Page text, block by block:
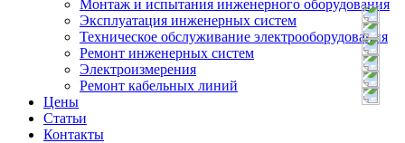
Монтаж и испытания инженерного оборудования
Эксплуатация инженерных систем
Техническое обслуживание электрооборудования
Ремонт инженерных систем
Электроизмерения
Ремонт кабельных линий
Цены
Статьи
Контакты